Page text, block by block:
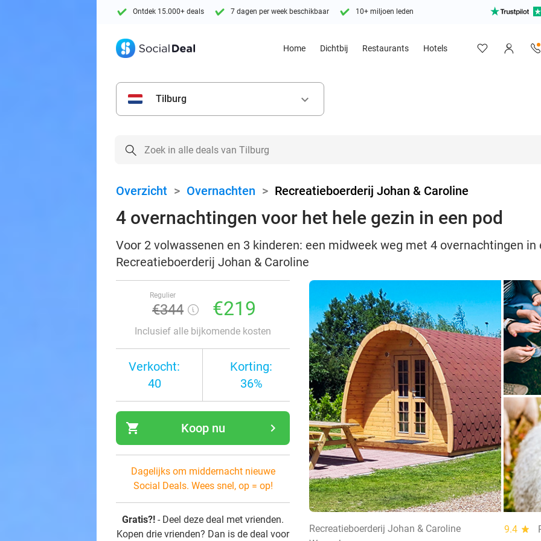
Ontdek 15.000+ deals 7 dagen per week beschikbaar 10+ miljoen leden
Home Dichtbij Restaurants Hotels
Tilburg keyboard_arrow_down
Overzicht > Overnachten > Recreatieboerderij Johan & Caroline
4 overnachtingen voor het hele gezin in een pod
Voor 2 volwassenen en 3 kinderen: een midweek weg met 4 overnachtingen in
Recreatieboerderij Johan & Caroline
Regulier
€344 €219
Inclusief alle bijkomende kosten
Verkocht:
40
Korting:
36%
shopping_cart navigate_next
Koop nu
Dagelijks om middernacht nieuwe
Social Deals. Wees snel, op = op!
Gratis?! - Deel deze deal met vrienden.
Kopen drie vrienden? Dan is de deal voor
Recreatieboerderij Johan & Caroline 9.4 star